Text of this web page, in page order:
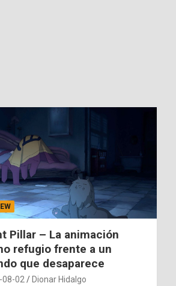
Pillar – La animación
refugio frente a un
que desaparece
08-02 Dionar Hidalgo